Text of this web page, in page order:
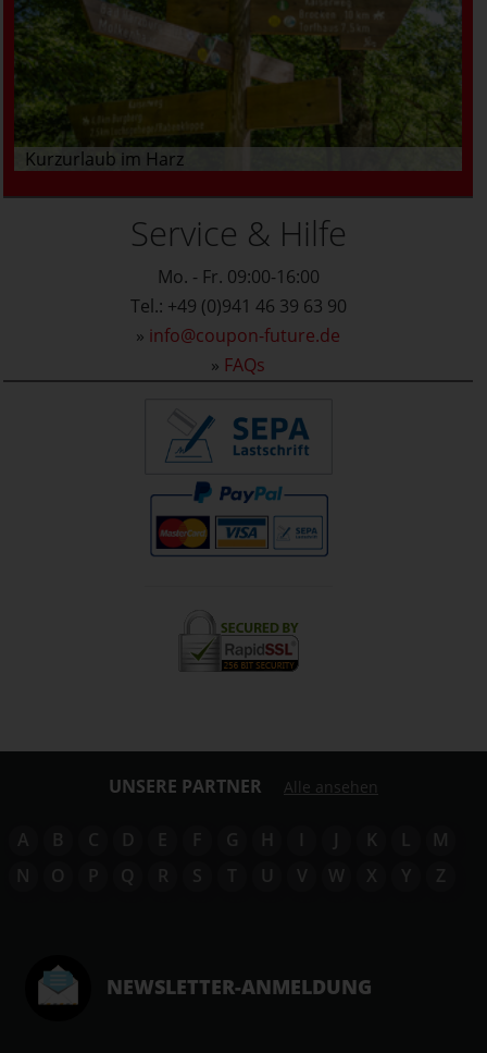
Kurzurlaub im Harz
Service & Hilfe
Mo. - Fr. 09:00-16:00
Tel.: +49 (0)941 46 39 63 90
» info@coupon-future.de
» FAQs
UNSERE PARTNER Alle ansehen
A B C D E F G H I J K L
M
N
O P Q R S T U V W X Y Z
NEWSLETTER-ANMELDUNG